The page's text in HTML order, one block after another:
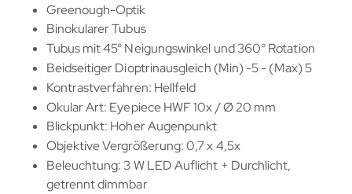
Greenough-Optik
Binokularer Tubus
Tubus mit 45° Neigungswinkel und 360° Rotation
Beidseitiger Dioptrinausgleich (Min) -5 - (Max) 5
Kontrastverfahren: Hellfeld
Okular Art: Eyepiece HWF 10x / Ø 20 mm
Blickpunkt: Hoher Augenpunkt
Objektive Vergrößerung: 0,7 x 4,5x
Beleuchtung: 3 W LED Auflicht + Durchlicht,
getrennt dimmbar